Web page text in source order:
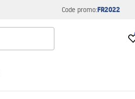
Code promo:FR2022